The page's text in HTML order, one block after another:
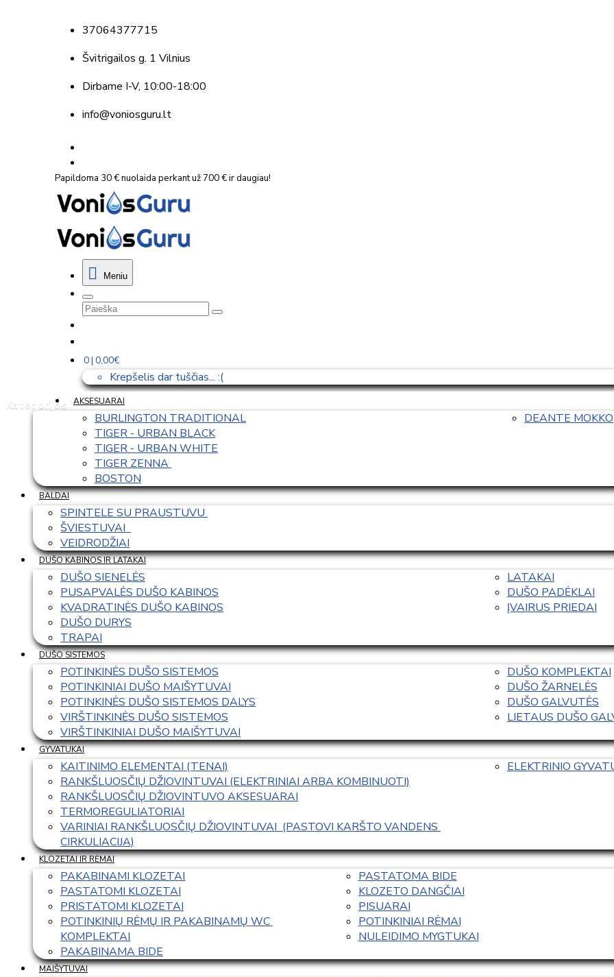
37064377715
Švitrigailos g. 1 Vilnius
Dirbame I-V, 10:00-18:00
info@voniosguru.lt
Papildoma 30 € nuolaida perkant už 700 € ir daugiau!
Meniu
0 | 0,00€
Krepšelis dar tuščias... :(
Kategorijos
AKSESUARAI
BURLINGTON TRADITIONAL
TIGER - URBAN BLACK
TIGER - URBAN WHITE
TIGER ZENNA
BOSTON
DEANTE MOKKO
BALDAI
SPINTELE SU PRAUSTUVU
ŠVIESTUVAI
VEIDRODŽIAI
DUŠO KABINOS IR LATAKAI
DUŠO SIENELĖS
PUSAPVALĖS DUŠO KABINOS
KVADRATINĖS DUŠO KABINOS
DUŠO DURYS
TRAPAI
LATAKAI
DUŠO PADĖKLAI
ĮVAIRUS PRIEDAI
DUŠO SISTEMOS
POTINKINĖS DUŠO SISTEMOS
POTINKINIAI DUŠO MAIŠYTUVAI
POTINKINĖS DUŠO SISTEMOS DALYS
VIRŠTINKINĖS DUŠO SISTEMOS
VIRŠTINKINIAI DUŠO MAIŠYTUVAI
DUŠO KOMPLEKTAI
DUŠO ŽARNELĖS
DUŠO GALVUTĖS
LIETAUS DUŠO
GYVATUKAI
KAITINIMO ELEMENTAI (TENAI)
RANKŠLUOSČIŲ DŽIOVINTUVAI (ELEKTRINIAI ARBA KOMBINUOTI)
RANKŠLUOSČIŲ DŽIOVINTUVO AKSESUARAI
TERMOREGULIATORIAI
VARINIAI RANKŠLUOSČIŲ DŽIOVINTUVAI  (PASTOVI KARŠTO VANDENS
CIRKULIACIJA)
ELEKTRINIO
KLOZETAI IR RĖMAI
PAKABINAMI KLOZETAI
PASTATOMI KLOZETAI
PRISTATOMI KLOZETAI
POTINKINIŲ RĖMŲ IR PAKABINAMŲ WC
KOMPLEKTAI
PAKABINAMA BIDE
PASTATOMA BIDE
KLOZETO DANGČIAI
PISUARAI
POTINKINIAI RĖMAI
NULEIDIMO MYGTUKAI
MAIŠYTUVAI